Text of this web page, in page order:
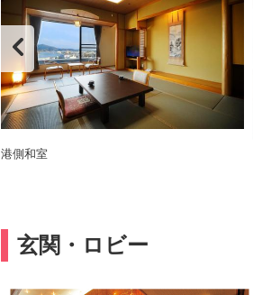
港側和室
玄関・ロビー